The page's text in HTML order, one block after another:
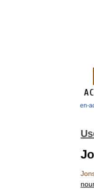
en-